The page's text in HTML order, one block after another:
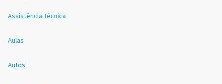
Assistência Técnica
Aulas
Autos